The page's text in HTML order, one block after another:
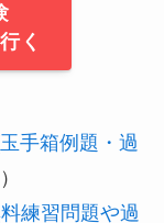
く
玉手箱例題・過
練習問題や過